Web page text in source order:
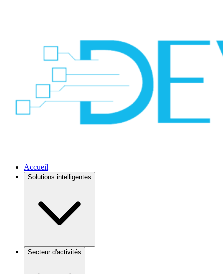
Accueil
Solutions intelligentes
Secteur d'activités